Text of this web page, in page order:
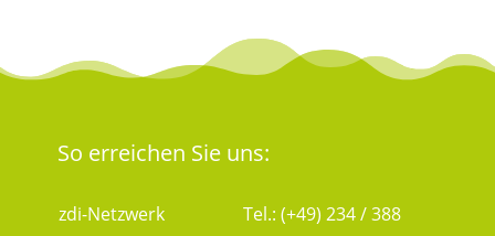
So erreichen Sie uns:
zdi-Netzwerk
Tel.: (+49) 234 / 388